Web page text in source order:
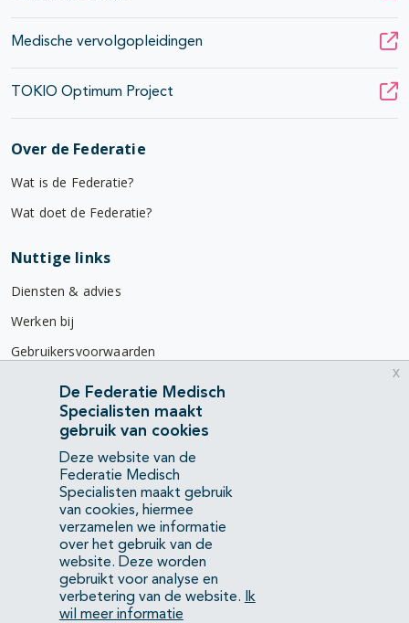
Medische vervolgopleidingen
TOKIO Optimum Project
Over de Federatie
Wat is de Federatie?
Wat doet de Federatie?
Nuttige links
Diensten & advies
Werken bij
Gebruikersvoorwaarden
Privacyverklaring
Contact
Mercatorlaan 1200
3528 BL Utrecht
(088) 505 34 34
info@richtlijnendatabase.nl
YouTubeLinkedIn
De Federatie Medisch
Specialisten maakt
gebruik van cookies
Deze website van de
Federatie Medisch
Specialisten maakt gebruik
van cookies, hiermee
verzamelen we informatie
over het gebruik van de
website. Deze worden
gebruikt voor analyse en
verbetering van de website.
Ik
wil meer informatie
x